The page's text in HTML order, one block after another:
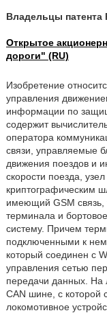
Владельцы патента
Открытое
дороги" (RU)
Изобретение
управления
информации по
содержит
оператора
связи, управляемые
движения поездов и
скорости поезда,
криптографическим
имеющий GSM
терминала и
систему. Причем
подключенными к
который соединен с
управления сетью
передачи данных. На
CAN шине, с которой
локомотивное